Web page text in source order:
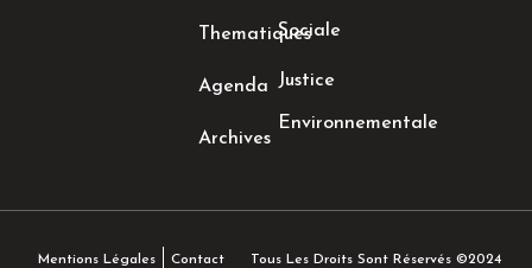
Thematiques
Agenda
Archives
Sociale
Justice
Environnementale
Mentions Légales Contact Tous Les Droits Sont Réservés ©2024